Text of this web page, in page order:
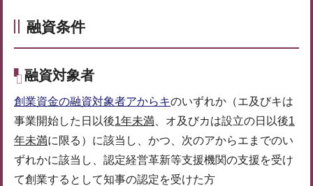
融資条件
融資対象者
創業資金の融資対象者アからキのいずれか（エ及びキは
事業開始した日以後1年未満 、オ及びカは設立の日以後1
年未満に限る）に該当し、かつ、次のアからエまでのい
ずれかに該当し、認定経営革新等支援機関の支援を受け
て創業するとして知事の認定を受けた方